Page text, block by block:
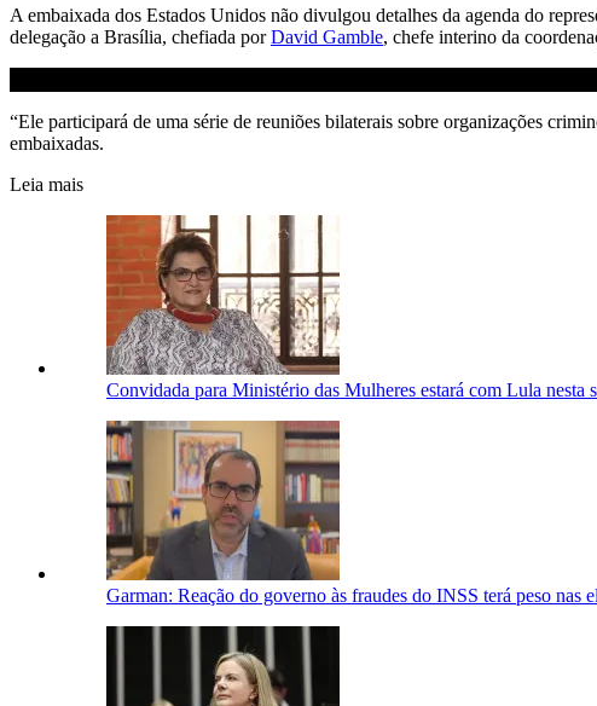
A embaixada dos Estados Unidos não divulgou detalhes da agenda do
delegação a Brasília, chefiada porDavid Gamble, chefe interino da
“Ele participará de uma série de reuniões bilaterais sobre organizações
embaixadas.
Leia mais
Convidada para Ministério das Mulheres estará com Lula nesta
Garman: Reação do governo às fraudes do INSS terá peso nas